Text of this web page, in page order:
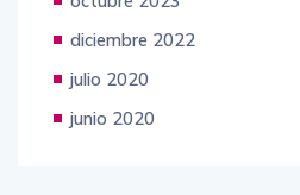
diciembre 2022
julio 2020
junio 2020